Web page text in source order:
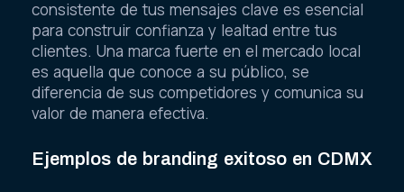
consistente de tus mensajes clave es esencial
para construir confianza y lealtad entre tus
clientes. Una marca fuerte en el mercado local
es aquella que conoce a su público, se
diferencia de sus competidores y comunica su
valor de manera efectiva.
Ejemplos de branding exitoso en CDMX